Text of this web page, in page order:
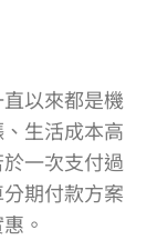
以來都是機
生活成本高
一次支付過
期付款方案
。